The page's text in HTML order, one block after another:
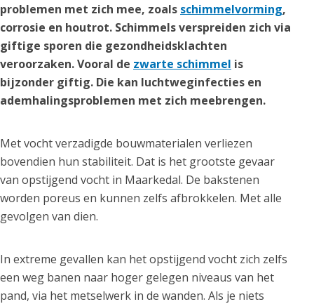
problemen met zich mee, zoals schimmelvorming,
corrosie en houtrot. Schimmels verspreiden zich via
giftige sporen die gezondheidsklachten
veroorzaken. Vooral de zwarte schimmel is
bijzonder giftig. Die kan luchtweginfecties en
ademhalingsproblemen met zich meebrengen.
Met vocht verzadigde bouwmaterialen verliezen
bovendien hun stabiliteit. Dat is het grootste gevaar
van opstijgend vocht in Maarkedal. De bakstenen
worden poreus en kunnen zelfs afbrokkelen. Met alle
gevolgen van dien.
In extreme gevallen kan het opstijgend vocht zich zelfs
een weg banen naar hoger gelegen niveaus van het
pand, via het metselwerk in de wanden. Als je niets